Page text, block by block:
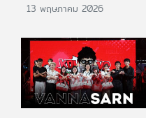
13 พฤษภาคม 2026